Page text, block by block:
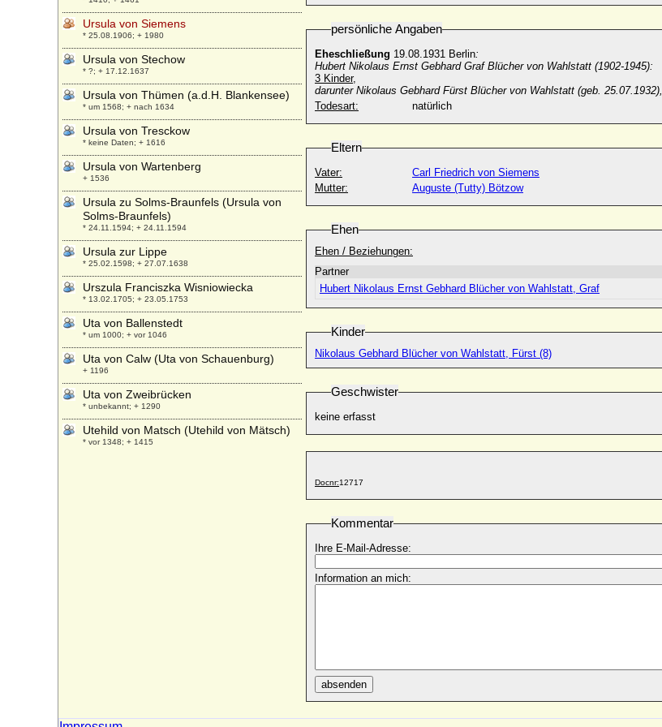
persönliche Angaben
Eheschließung 19.08.1931 Berlin:
Hubert Nikolaus Ernst Gebhard Graf Blücher von Wahlstatt (1902-1945):
3 Kinder,
darunter Nikolaus Gebhard Fürst Blücher von Wahlstatt (geb. 25.07.1932),
Todesart:
natürlich
Eltern
Vater:
Carl Friedrich von Siemens
Mutter:
Auguste (Tutty) Bötzow
Ehen
Ehen / Beziehungen:
Partner
Hubert Nikolaus Ernst Gebhard Blücher von Wahlstatt, Graf
Kinder
Nikolaus Gebhard Blücher von Wahlstatt, Fürst (8)
Geschwister
keine erfasst
Docnr:12717
Kommentar
Ihre E-Mail-Adresse:
Information an mich:
absenden
Ursula von Siemens
* 25.08.1906; + 1980
Ursula von Stechow
* ?; + 17.12.1637
Ursula von Thümen (a.d.H. Blankensee)
* um 1568; + nach 1634
Ursula von Tresckow
* keine Daten; + 1616
Ursula von Wartenberg
+ 1536
Ursula zu Solms-Braunfels (Ursula von
Solms-Braunfels)
* 24.11.1594; + 24.11.1594
Ursula zur Lippe
* 25.02.1598; + 27.07.1638
Urszula Franciszka Wisniowiecka
* 13.02.1705; + 23.05.1753
Uta von Ballenstedt
* um 1000; + vor 1046
Uta von Calw (Uta von Schauenburg)
+ 1196
Uta von Zweibrücken
* unbekannt; + 1290
Utehild von Matsch (Utehild von Mätsch)
* vor 1348; + 1415